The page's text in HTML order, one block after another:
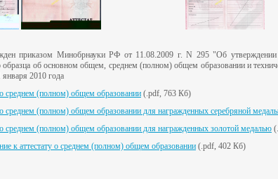
приказом Минобрнауки РФ от 11.08.2009 г. N 295 "Об
образца об основном общем, среднем (полном) общем образовании и
2010 года
о среднем (полном) общем образовании (.pdf, 763 Кб)
о среднем (полном) общем образовании для награжденных серебряной
о среднем (полном) общем образовании для награжденных золотой медалью
к аттестату о среднем (полном) общем образовании (.pdf, 402 Кб)